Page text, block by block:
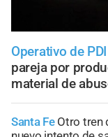
Operativo de PDI
pareja por
material de
Santa Fe Otro tren